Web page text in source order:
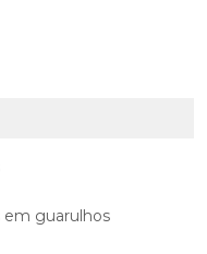
em guarulhos